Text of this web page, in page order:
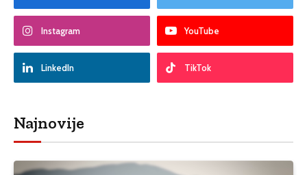
Instagram YouTube
LinkedIn TikTok
Najnovije